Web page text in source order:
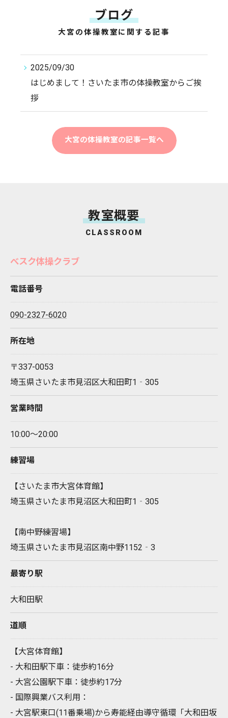
ブログ
大宮の体操教室に関する記事
2025/09/30
はじめまして！さいたま市の体操教室からご挨
拶
大宮の体操教室の記事一覧へ
教室概要
CLASSROOM
べスク体操クラブ
電話番号
090-2327-6020
所在地
〒337-0053
埼玉県さいたま市見沼区大和田町1‐305
営業時間
10:00～20:00
練習場
【さいたま市大宮体育館】
埼玉県さいたま市見沼区大和田町1‐305
【南中野練習場】
埼玉県さいたま市見沼区南中野1152‐3
最寄り駅
大和田駅
道順
【大宮体育館】
- 大和田駅下車：徒歩約16分
- 大宮公園駅下車：徒歩約17分
- 国際興業バス利用：
- 大宮駅東口(11番乗場)から寿能経由導守循環「大和田坂